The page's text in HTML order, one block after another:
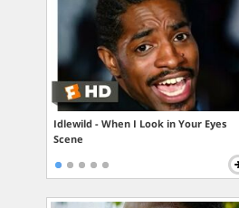
Idlewild - When I Look in Your Eyes
Scene